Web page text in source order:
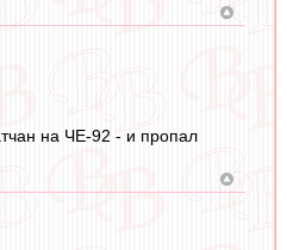
на ЧЕ-92 - и пропал